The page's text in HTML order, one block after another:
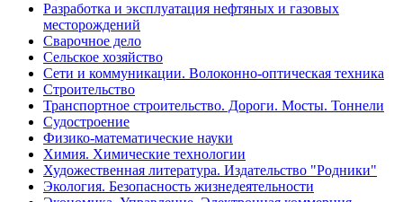
Разработка и эксплуатация нефтяных и газовых
месторождений
Сварочное дело
Сельское хозяйство
Сети и коммуникации. Волоконно-оптическая техника
Строительство
Транспортное строительство. Дороги. Мосты. Тоннели
Судостроение
Физико-математические науки
Химия. Химические технологии
Художественная литература. Издательство "Родники"
Экология. Безопасность жизнедеятельности